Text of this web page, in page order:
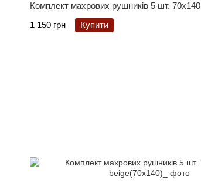
Комплект махрових рушників 5 шт. 70x140
1 150 грн
Купити